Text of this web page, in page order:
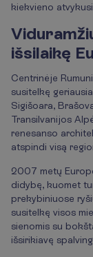
kiekvieno
išsilaikę
Centrinėje
susitelkę
Sigišoara,
Transilvanijos
renesanso
atspindi visą
2007 metų
didybę, kuomet
prekybiniuose
susitelkę visos
sienomis su
išsirikiavę